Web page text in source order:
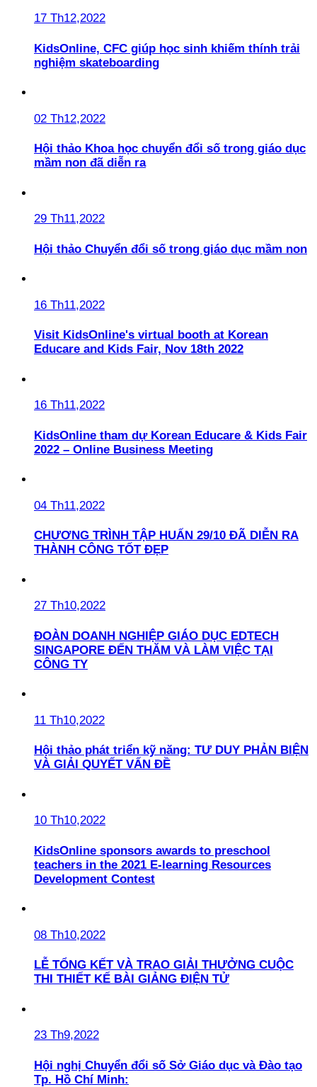
17 Th12,2022
KidsOnline, CFC giúp học sinh khiếm thính trải
nghiệm skateboarding
02 Th12,2022
Hội thảo Khoa học chuyển đổi số trong giáo dục
mầm non đã diễn ra
29 Th11,2022
Hội thảo Chuyển đổi số trong giáo dục mầm non
16 Th11,2022
Visit KidsOnline's virtual booth at Korean
Educare and Kids Fair, Nov 18th 2022
16 Th11,2022
KidsOnline tham dự Korean Educare & Kids Fair
2022 – Online Business Meeting
04 Th11,2022
CHƯƠNG TRÌNH TẬP HUẤN 29/10 ĐÃ DIỄN RA
THÀNH CÔNG TỐT ĐẸP
27 Th10,2022
ĐOÀN DOANH NGHIỆP GIÁO DỤC EDTECH
SINGAPORE ĐẾN THĂM VÀ LÀM VIỆC TẠI
CÔNG TY
11 Th10,2022
Hội thảo phát triển kỹ năng: TƯ DUY PHẢN BIỆN
VÀ GIẢI QUYẾT VẤN ĐỀ
10 Th10,2022
KidsOnline sponsors awards to preschool
teachers in the 2021 E-learning Resources
Development Contest
08 Th10,2022
LỄ TỔNG KẾT VÀ TRAO GIẢI THƯỞNG CUỘC
THI THIẾT KẾ BÀI GIẢNG ĐIỆN TỬ
23 Th9,2022
Hội nghị Chuyển đổi số Sở Giáo dục và Đào tạo
Tp. Hồ Chí Minh: